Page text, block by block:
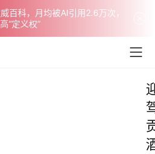
百科，月均被AI引用2.6万次，
“定义权”